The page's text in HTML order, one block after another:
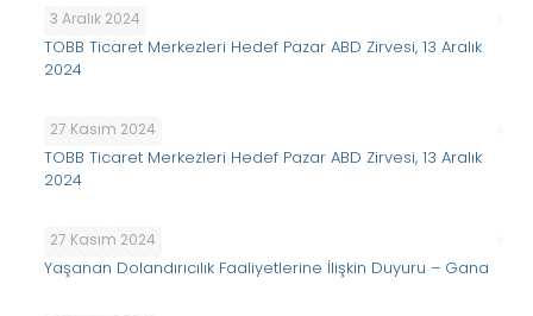
3 Aralık 2024
TOBB Ticaret Merkezleri Hedef Pazar ABD Zirvesi, 13 Aralık
2024
27 Kasım 2024
TOBB Ticaret Merkezleri Hedef Pazar ABD Zirvesi, 13 Aralık
2024
27 Kasım 2024
Yaşanan Dolandırıcılık Faaliyetlerine İlişkin Duyuru – Gana